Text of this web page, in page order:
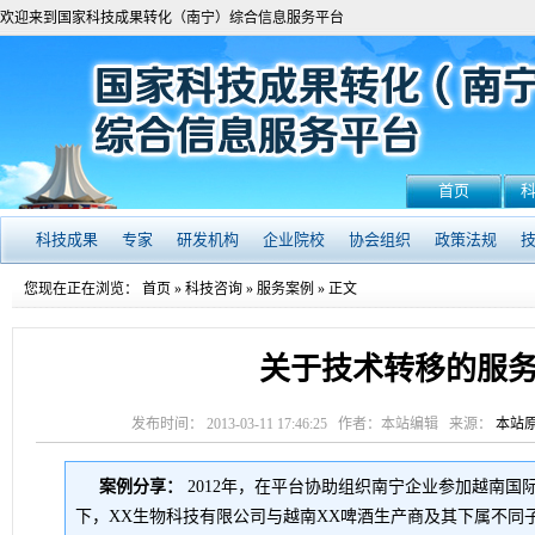
欢迎来到国家科技成果转化（南宁）综合信息服务平台
首页
科技成果 专家 研发机构 企业院校 协会组织 政策法规
您现在正在浏览： 首页 » 科技咨询 » 服务案例 » 正文
关于技术转移的服
发布时间： 2013-03-11 17:46:25 作者：本站编辑 来源：本站
案例分享：
2012年，在平台协助组织南宁企业参加越南国
下，XX生物科技有限公司与越南XX啤酒生产商及其下属不同